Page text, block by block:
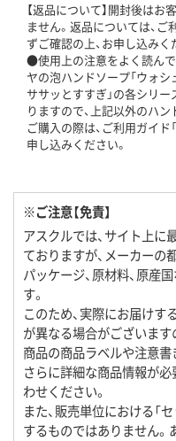
【返品について】開封後は
ません。返品については、ご
ずご確認の上、お申し込みく
●使用上の注意をよく読ん
ヤの泡ハンドソープ「ウォシ
ササッとすすぎ」の各シリ
りますので、上記以外のハ
ご購入の際は、ご利用ガイド「
申し込みください。
※ご注意【免責】
アスクルでは、サイト上に
ておりますが、メーカーの
パッケージ、原材料、原産
す。
このため、実際にお届け
が異なる場合がございます
商品の商品ラベルや注意書
さらに詳細な商品情報が
わせください。
また、販売単位における「
するものではありません。